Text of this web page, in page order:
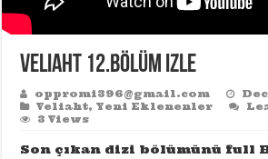
Veliaht 12.Bölüm izle
oppromi396@gmail.com
Veliaht, Yeni Eklenenler
3 Views
Son çıkan dizi bölümünü full